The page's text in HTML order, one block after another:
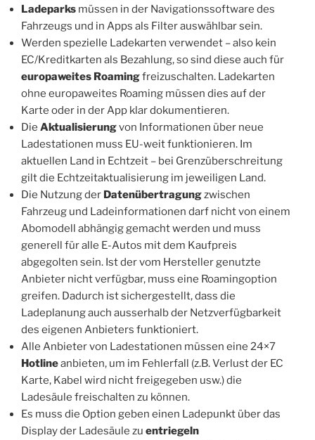
Ladeparks müssen in der Navigationssoftware des
Fahrzeugs und in Apps als Filter auswählbar sein.
Werden spezielle Ladekarten verwendet – also kein
EC/Kreditkarten als Bezahlung, so sind diese auch für
europaweites Roamingfreizuschalten. Ladekarten
ohne europaweites Roaming müssen dies auf der
Karte oder in der App klar dokumentieren.
Die Aktualisierungvon Informationen über neue
Ladestationen muss EU-weit funktionieren. Im
aktuellen Land in Echtzeit – bei Grenzüberschreitung
gilt die Echtzeitaktualisierung im jeweiligen Land.
Die Nutzung der Datenübertragungzwischen
Fahrzeug und Ladeinformationen darf nicht von einem
Abomodell abhängig gemacht werden und muss
generell für alle E-Autos mit dem Kaufpreis
abgegolten sein. Ist der vom Hersteller genutzte
Anbieter nicht verfügbar, muss eine Roamingoption
greifen. Dadurch ist sichergestellt, dass die
Ladeplanung auch ausserhalb der Netzverfügbarkeit
des eigenen Anbieters funktioniert.
Alle Anbieter von Ladestationen müssen eine 24×7
Hotlineanbieten, um im Fehlerfall (z.B. Verlust der EC
Karte, Kabel wird nicht freigegeben usw.) die
Ladesäule freischalten zu können.
Es muss die Option geben einen Ladepunkt über das
Display der Ladesäule zu entriegeln